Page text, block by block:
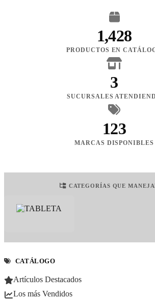
1,428
PRODUCTOS EN
3
SUCURSALES
123
MARCAS DISPONIBLES
CATEGORÍAS QUE
CATÁLOGO
Artículos Destacados
Los más Vendidos